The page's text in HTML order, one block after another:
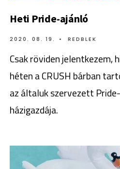
Heti Pride-ajánló
2020. 08. 19. • REDBLEK
Csak röviden jelentkezem,
héten a CRUSH bárban
az általuk szervezett
házigazdája.